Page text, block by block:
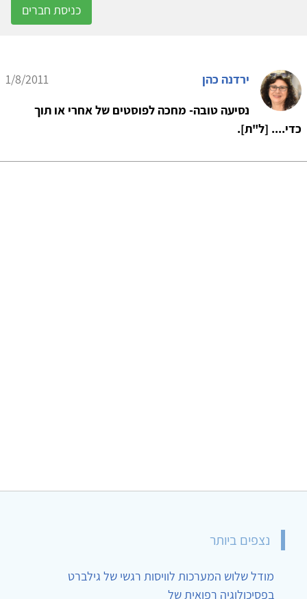
כניסת חברים
ירדנה כהן
1/8/2011
נסיעה טובה- מחכה לפוסטים של אחרי או תוך
כדי.... [ל"ת].
נצפים ביותר
מודל שלוש המערכות לוויסות רגשי של גילברט
בפסיכולוגיה רפואית של